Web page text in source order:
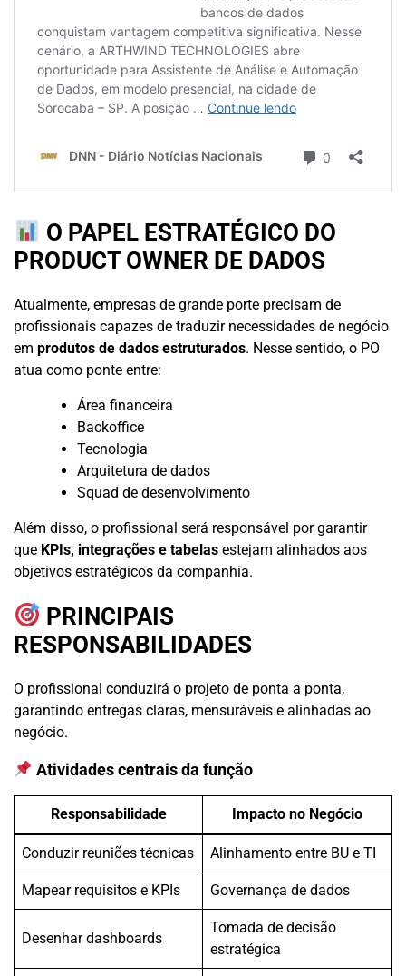
O PAPEL ESTRATÉGICO DO
PRODUCT OWNER DE DADOS
Atualmente, empresas de grande porte precisam de
profissionais capazes de traduzir necessidades de negócio
em produtos de dados estruturados. Nesse sentido, o PO
atua como ponte entre:
Área financeira
Backoffice
Tecnologia
Arquitetura de dados
Squad de desenvolvimento
Além disso, o profissional será responsável por garantir
que KPIs, integrações e tabelas estejam alinhados aos
objetivos estratégicos da companhia.
PRINCIPAIS
RESPONSABILIDADES
O profissional conduzirá o projeto de ponta a ponta,
garantindo entregas claras, mensuráveis e alinhadas ao
negócio.
Atividades centrais da função
Responsabilidade Impacto no Negócio
Conduzir reuniões técnicas Alinhamento entre BU e TI
Mapear requisitos e KPIs Governança de dados
Desenhar dashboards
Tomada de decisão
estratégica